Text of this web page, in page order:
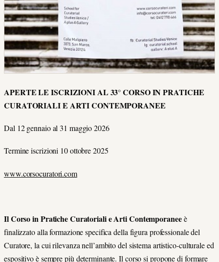
APERTE LE ISCRIZIONI AL 33° CORSO IN PRATICHE
CURATORIALI E ARTI CONTEMPORANEE
Dal 12 gennaio al 31 maggio 2026
Termine iscrizioni 10 ottobre 2025
www.corsocuratori.com
Il Corso in Pratiche Curatoriali e Arti Contemporaneeè
finalizzato alla formazione specifica della figura professionale del
Curatore, la cui rilevanza nell’ambito del sistema artistico-culturale ed
espositivo è sempre più determinante. Il corso si propone di formare